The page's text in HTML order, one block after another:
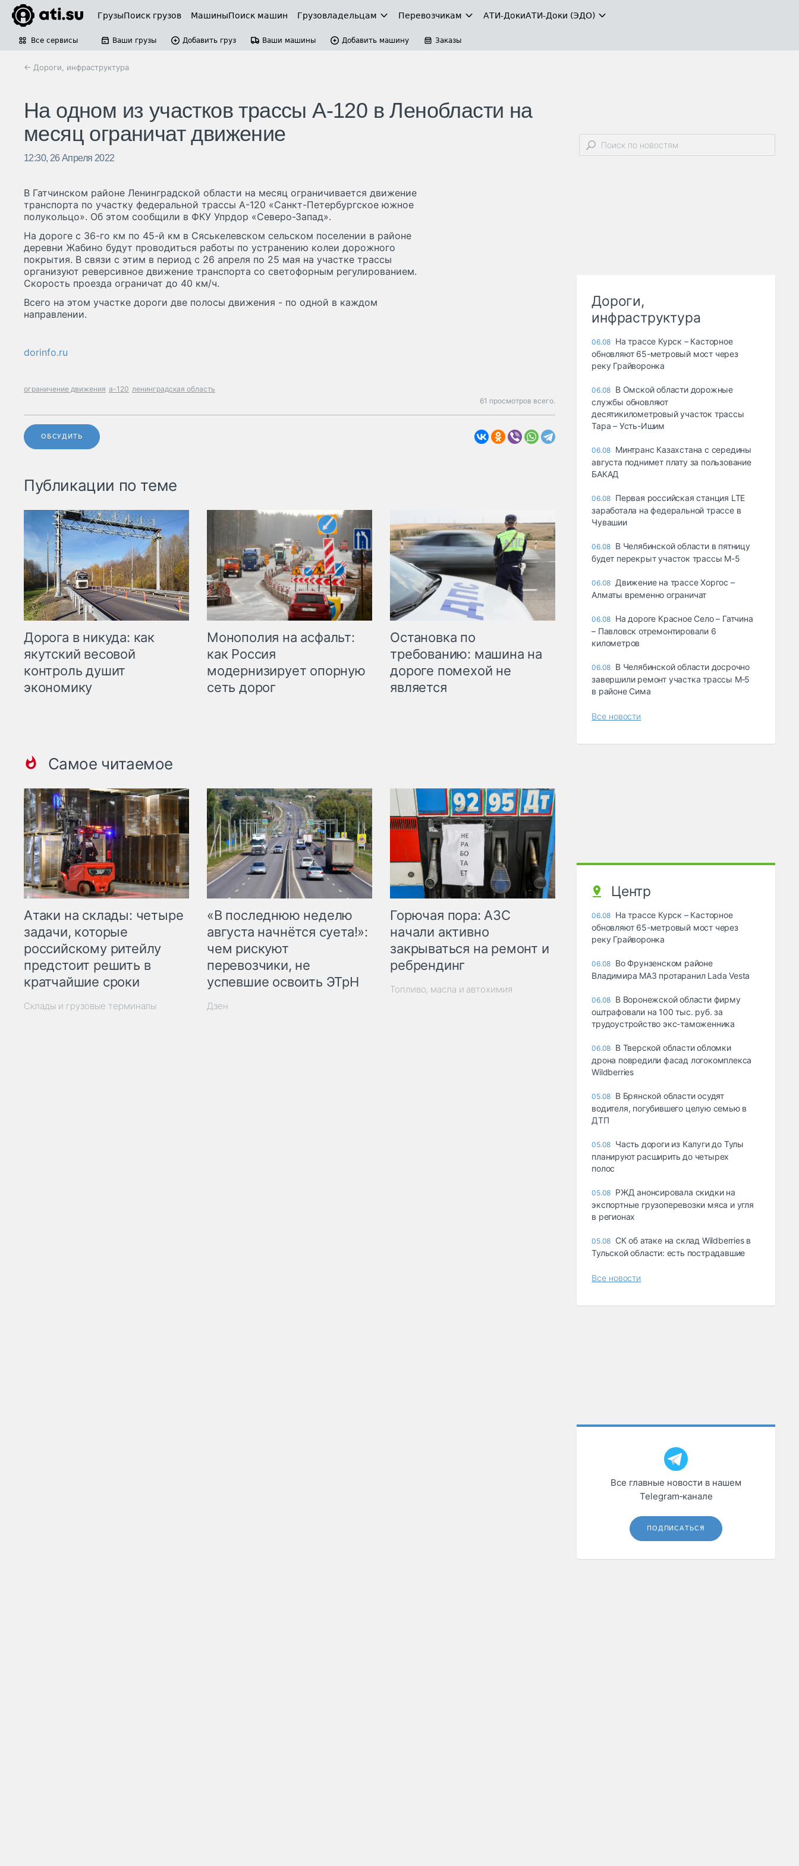
ГрузыПоиск грузов МашиныПоиск машин Грузовладельцам Перевозчикам АТИ-ДокиАТИ-Доки (ЭДО)
Все сервисы Ваши грузы Добавить груз Ваши машины Добавить машину Заказы
← Дороги, инфраструктура
На одном из участков трассы А-120 в Ленобласти на
месяц ограничат движение
12:30, 26 Апреля 2022
В Гатчинском районе Ленинградской области на месяц ограничивается движение
транспорта по участку федеральной трассы А-120 «Санкт-Петербургское южное
полукольцо». Об этом сообщили в ФКУ Упрдор «Северо-Запад».
На дороге с 36-го км по 45-й км в Сяськелевском сельском поселении в районе
деревни Жабино будут проводиться работы по устранению колеи дорожного
покрытия. В связи с этим в период с 26 апреля по 25 мая на участке трассы
организуют реверсивное движение транспорта со светофорным регулированием.
Скорость проезда ограничат до 40 км/ч.
Всего на этом участке дороги две полосы движения - по одной в каждом
направлении.
dorinfo.ru
ограничение движения а-120 ленинградская область
61 просмотров всего.
ОБСУДИТЬ
Публикации по теме
Дорога в никуда: как
якутский весовой
контроль душит
экономику
Монополия на асфальт:
как Россия
модернизирует опорную
сеть дорог
Остановка по
требованию: машина на
дороге помехой не
является
Самое читаемое
Атаки на склады: четыре
задачи, которые
российскому ритейлу
предстоит решить в
кратчайшие сроки
Склады и грузовые терминалы
«В последнюю неделю
августа начнётся суета!»:
чем рискуют
перевозчики, не
успевшие освоить ЭТрН
Дзен
Горючая пора: АЗС
начали активно
закрываться на ремонт и
ребрендинг
Топливо, масла и автохимия
Дороги,
инфраструктура
06.08 На трассе Курск – Касторное
обновляют 65-метровый мост через
реку Грайворонка
06.08 В Омской области дорожные
службы обновляют
десятикилометровый участок трассы
Тара – Усть-Ишим
06.08 Минтранс Казахстана с середины
августа поднимет плату за пользование
БАКАД
06.08 Первая российская станция LTE
заработала на федеральной трассе в
Чувашии
06.08 В Челябинской области в пятницу
будет перекрыт участок трассы М-5
06.08 Движение на трассе Хоргос –
Алматы временно ограничат
06.08 На дороге Красное Село – Гатчина
– Павловск отремонтировали 6
километров
06.08 В Челябинской области досрочно
завершили ремонт участка трассы М‑5
в районе Сима
Все новости
Центр
06.08 На трассе Курск – Касторное
обновляют 65-метровый мост через
реку Грайворонка
06.08 Во Фрунзенском районе
Владимира МАЗ протаранил Lada Vesta
06.08 В Воронежской области фирму
оштрафовали на 100 тыс. руб. за
трудоустройство экс-таможенника
06.08 В Тверской области обломки
дрона повредили фасад логокомплекса
Wildberries
05.08 В Брянской области осудят
водителя, погубившего целую семью в
ДТП
05.08 Часть дороги из Калуги до Тулы
планируют расширить до четырех
полос
05.08 РЖД анонсировала скидки на
экспортные грузоперевозки мяса и угля
в регионах
05.08 СК об атаке на склад Wildberries в
Тульской области: есть пострадавшие
Все новости
Все главные новости в нашем
Telegram‑канале
ПОДПИСАТЬСЯ